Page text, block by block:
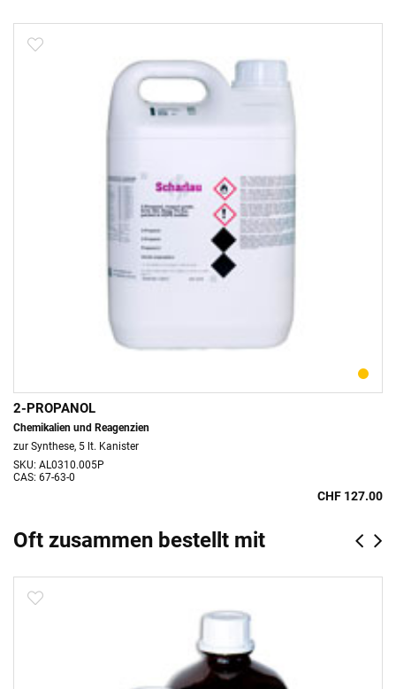
2-PROPANOL
Chemikalien und Reagenzien
zur Synthese, 5 lt. Kanister
SKU: AL0310.005P
CAS: 67-63-0
CHF 127.00
Oft zusammen bestellt mit